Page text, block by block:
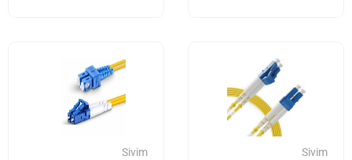
Sivim
Sivim